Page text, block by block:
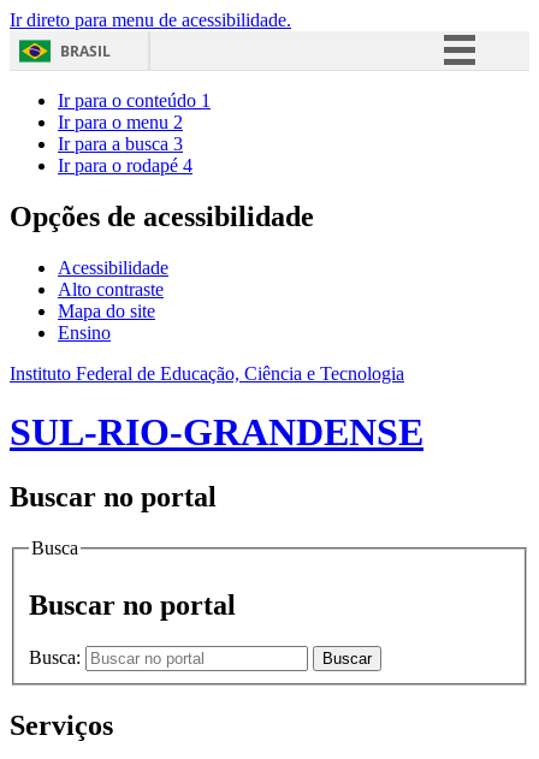
Ir direto para menu de acessibilidade.
BRASIL
Acesso à informação
Ir para o conteúdo 1
Ir para o menu 2
Ir para a busca 3
Ir para o rodapé 4
Opções de acessibilidade
Acessibilidade
Alto contraste
Mapa do site
Ensino
Instituto Federal de Educação, Ciência e Tecnologia
SUL-RIO-GRANDENSE
Buscar no portal
Busca
Buscar no portal
Busca: Buscar
Serviços